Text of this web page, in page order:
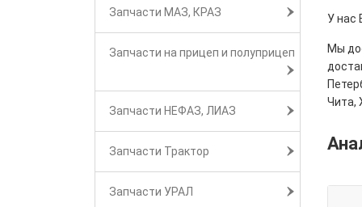
Запчасти МАЗ, КРАЗ
Запчасти на прицеп и полуприцеп
Запчасти НЕФАЗ, ЛИАЗ
Запчасти Трактор
Запчасти УРАЛ
У нас
Мы
Чита,